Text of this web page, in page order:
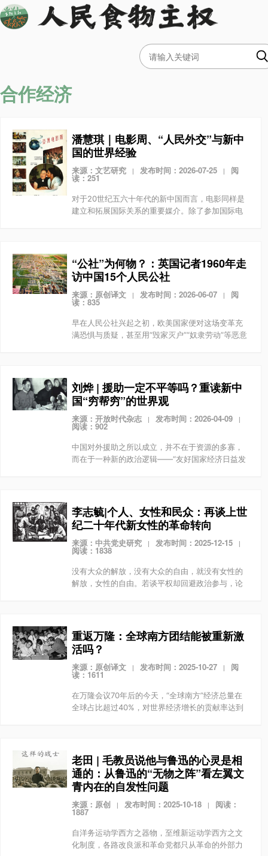
合作经济
潘慧琪｜电影周、“人民外交”与新中
国的世界经验
来源：文艺研究 | 发布时间：2026-07-25 | 阅
读：251
对于20世纪五六十年代的新中国而言，电影同样是
建立和拓展国际关系的重要媒介。除了参加国际电
“公社”为何物？：英国记者1960年走
访中国15个人民公社
来源：原创译文 | 发布时间：2026-06-07 | 阅
读：835
早在人民公社兴起之初，欧美国家便对这场变革充
满恐惧与质疑，甚至用“毁家灭户”“奴隶劳动”等恶意
刘烨 | 援助一定不平等吗？重读新中
国“穷帮穷”的世界观
来源：开放时代杂志 | 发布时间：2026-04-09 |
阅读：902
中国对外援助之所以成立，并不在于资源的多寡，
而在于一种新的政治逻辑——“友好国家经济日益发
李志毓|个人、女性和民众：再谈上世
纪二十年代新女性的革命转向
来源：中共党史研究 | 发布时间：2025-12-15 |
阅读：1838
没有大众的解放，没有大众的自由，就没有女性的
解放，女性的自由。若谈平权却回避政治参与，论
重返万隆：全球南方团结能被重新激
活吗？
来源：原创译文 | 发布时间：2025-10-27 | 阅
读：1611
在万隆会议70年后的今天，“全球南方”经济总量在
全球占比超过40%，对世界经济增长的贡献率达到
老田 | 毛教员说他与鲁迅的心灵是相
通的：从鲁迅的“无物之阵”看左翼文
青内在的自发性问题
来源：原创 | 发布时间：2025-10-18 | 阅读：
1887
自洋务运动学西方之器物，至维新运动学西方之文
化制度，各路改良派和革命党都只从革命的外部力